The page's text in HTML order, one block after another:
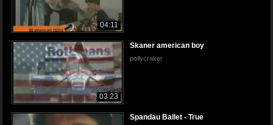
04:11
03:23
Skaner american boy
pollycraker
Spandau Ballet - True